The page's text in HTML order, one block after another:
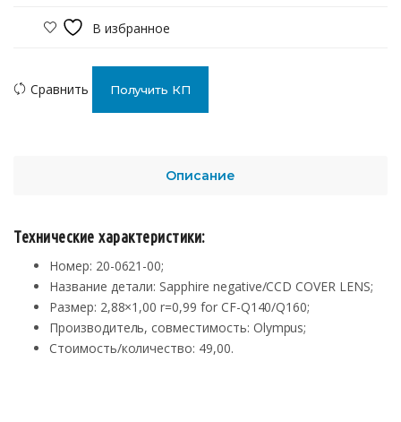
В избранное
Сравнить Получить КП
Описание
Технические характеристики:
Номер: 20-0621-00;
Название детали: Sapphire negative/CCD COVER LENS;
Размер: 2,88×1,00 r=0,99 for CF-Q140/Q160;
Производитель, совместимость: Olympus;
Стоимость/количество: 49,00.